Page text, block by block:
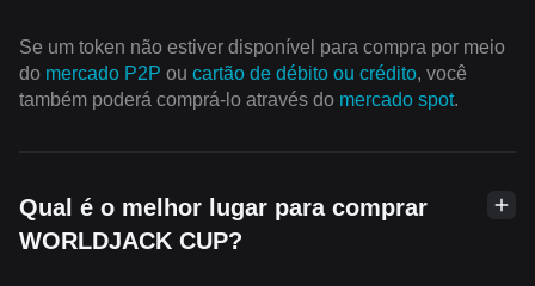
Se um token não estiver disponível para compra por meio
do mercado P2P ou cartão de débito ou crédito, você
também poderá comprá-lo através do mercado spot.
Qual é o melhor lugar para comprar
WORLDJACK CUP?